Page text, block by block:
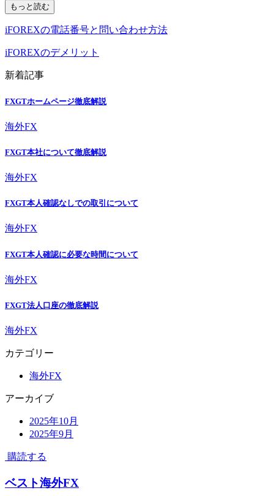
もっと読む
iFOREXの電話番号と問い合わせ方法
iFOREXのデメリット
新着記事
FXGTホームページ徹底解説
海外FX
FXGT本社について徹底解説
海外FX
FXGT本人確認なしでの取引について
海外FX
FXGT本人確認に必要な時間について
海外FX
FXGT法人口座の徹底解説
海外FX
カテゴリー
海外FX
アーカイブ
2025年10月
2025年9月
購読する
ベスト海外FX